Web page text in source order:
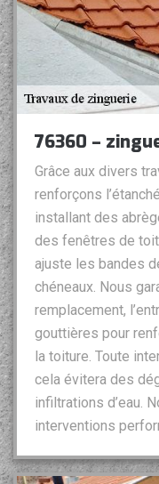
76360 –
Grâce aux divers
renforçons
installant des
des fenêtres de
ajuste les bandes
chéneaux. Nous
remplacement,
gouttières pour
la toiture. Toute
cela évitera des
infiltrations d’eau.
interventions